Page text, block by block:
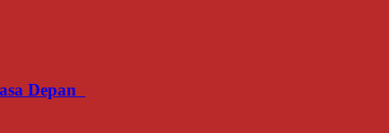
Depan